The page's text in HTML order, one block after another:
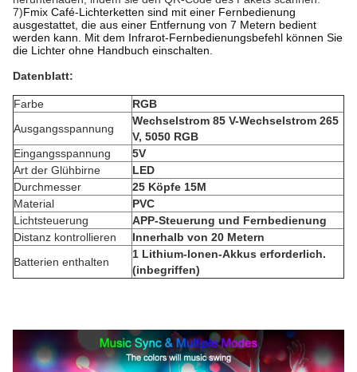
7)Fmix Café-Lichterketten sind mit einer Fernbedienung
ausgestattet, die aus einer Entfernung von 7 Metern bedient
werden kann. Mit dem Infrarot-Fernbedienungsbefehl können Sie
die Lichter ohne Handbuch einschalten.
Datenblatt:
Farbe
RGB
Ausgangsspannung
Wechselstrom 85 V-Wechselstrom 265
V, 5050 RGB
Eingangsspannung
5V
Art der Glühbirne
LED
Durchmesser
25 Köpfe 15M
Material
PVC
Lichtsteuerung
APP-Steuerung und Fernbedienung
Distanz kontrollieren
Innerhalb von 20 Metern
Batterien enthalten
‎1 Lithium-Ionen-Akkus erforderlich.
(inbegriffen)